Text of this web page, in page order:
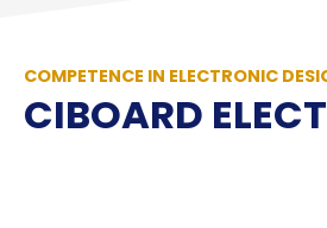
COMPETENCE IN ELECTRONIC
CIBOARD